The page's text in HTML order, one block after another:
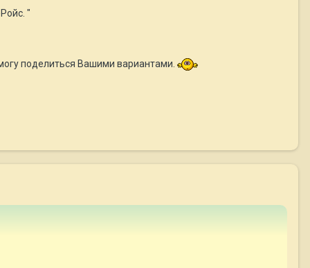
"
поделиться Вашими вариантами.